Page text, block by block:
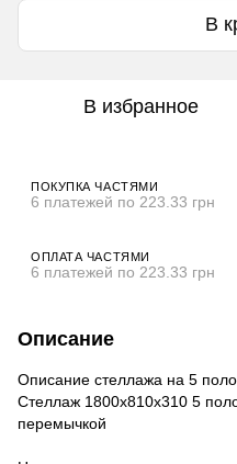
В
В избранное
ПОКУПКА ЧАСТЯМИ
6 платежей по 223.33 грн
ОПЛАТА ЧАСТЯМИ
6 платежей по 223.33 грн
Описание
Описание стеллажа на 5
Стеллаж 1800х810х310 5
перемычкой